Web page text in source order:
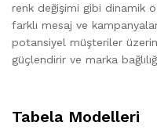
renk değişimi gibi dinamik
farklı mesaj ve
potansiyel müşteriler
güçlendirir ve marka
Tabela Modelleri